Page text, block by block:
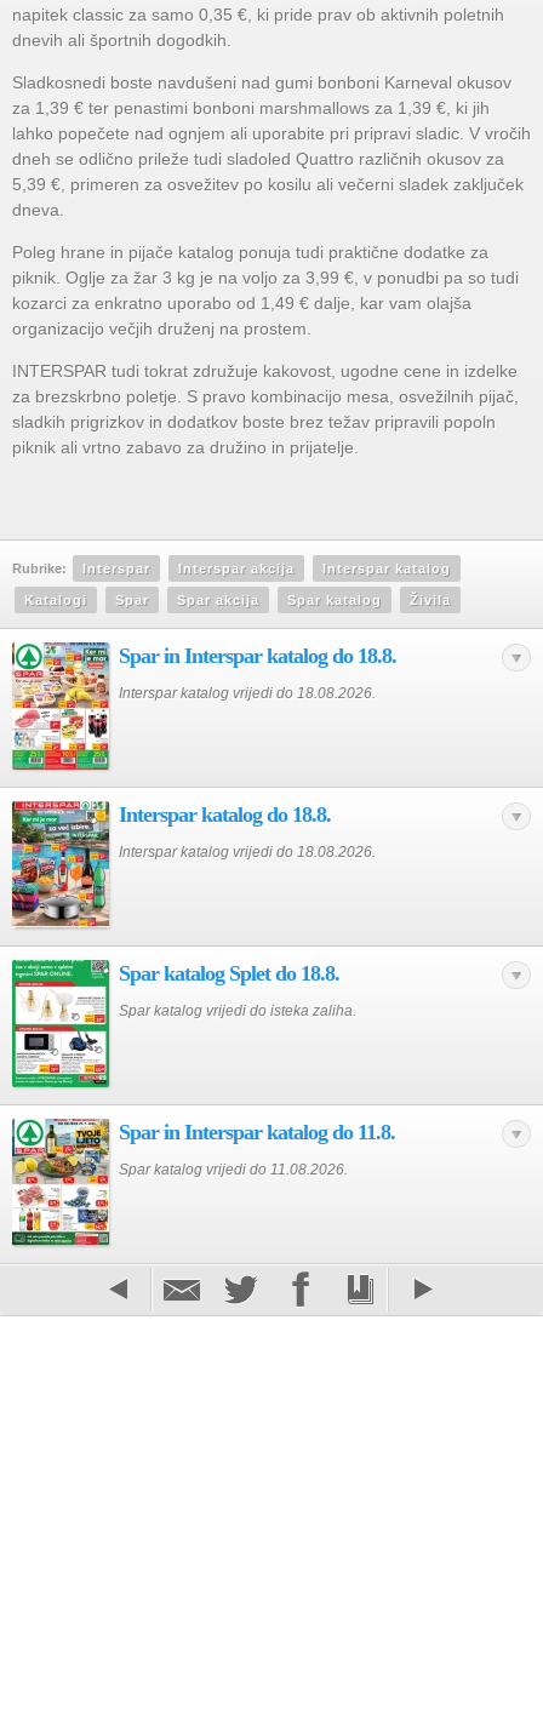
napitek classic za samo 0,35 €, ki pride prav ob aktivnih poletnih
dnevih ali športnih dogodkih.
Sladkosnedi boste navdušeni nad gumi bonboni Karneval okusov
za 1,39 € ter penastimi bonboni marshmallows za 1,39 €, ki jih
lahko popečete nad ognjem ali uporabite pri pripravi sladic. V vročih
dneh se odlično prileže tudi sladoled Quattro različnih okusov za
5,39 €, primeren za osvežitev po kosilu ali večerni sladek zaključek
dneva.
Poleg hrane in pijače katalog ponuja tudi praktične dodatke za
piknik. Oglje za žar 3 kg je na voljo za 3,99 €, v ponudbi pa so tudi
kozarci za enkratno uporabo od 1,49 € dalje, kar vam olajša
organizacijo večjih druženj na prostem.
INTERSPAR tudi tokrat združuje kakovost, ugodne cene in izdelke
za brezskrbno poletje. S pravo kombinacijo mesa, osvežilnih pijač,
sladkih prigrizkov in dodatkov boste brez težav pripravili popoln
piknik ali vrtno zabavo za družino in prijatelje.
Rubrike: Interspar Interspar akcija Interspar katalog
Katalogi Spar Spar akcija Spar katalog Živila
Spar in Interspar katalog do 18.8.
Interspar katalog vrijedi do 18.08.2026.
Interspar katalog do 18.8.
Interspar katalog vrijedi do 18.08.2026.
Spar katalog Splet do 18.8.
Spar katalog vrijedi do isteka zaliha.
Spar in Interspar katalog do 11.8.
Spar katalog vrijedi do 11.08.2026.